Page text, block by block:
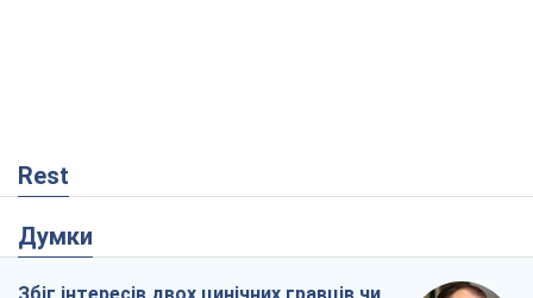
Rest
Думки